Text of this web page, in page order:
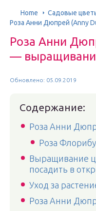
Home Садовые
Роза Анни Дюпрей (Anny
Роза Анни
—
Обновлено: 05.09.2019
Содержание:
Роза Анни
Роза
Выращивание
посадить в
Уход за
Роза Анни